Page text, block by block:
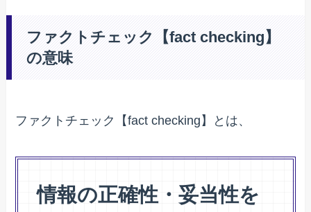
ファクトチェック【fact checking】
の意味
ファクトチェック【fact checking】とは、
情報の正確性・妥当性を